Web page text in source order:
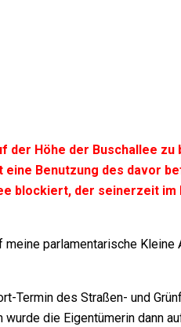
Höhe der Buschallee
Benutzung des davor
blockiert, der seinerzeit
parlamentarische
des Straßen- und
die Eigentümerin dann